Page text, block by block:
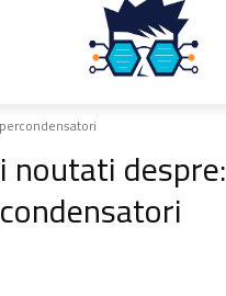
noutati despre: